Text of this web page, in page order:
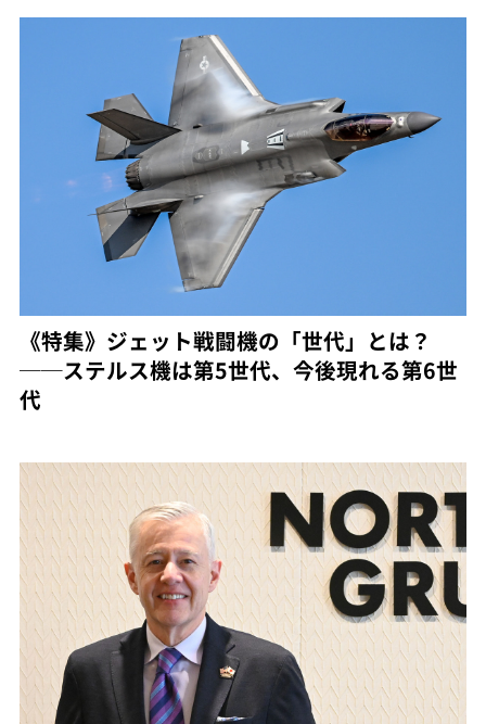
《特集》ジェット戦闘機の「世代」とは？
──ステルス機は第5世代、今後現れる第6世
代